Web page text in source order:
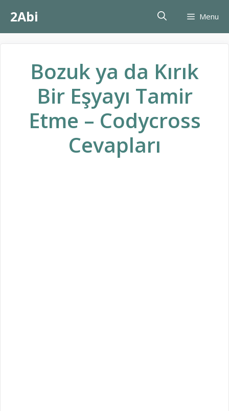
atla2Abi Menu
Bozuk ya da Kırık
Bir Eşyayı Tamir
Etme – Codycross
Cevapları